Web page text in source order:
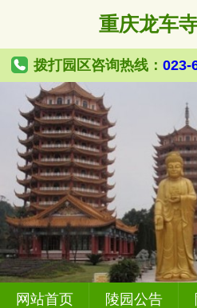
重庆龙车
拨打园区咨询热线： 023-
网站首页 陵园公告